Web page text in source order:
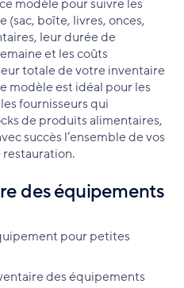
modèle pour suivre les
(sac, boîte, livres, onces,
leur durée de
et les coûts
totale de votre inventaire
modèle est idéal pour les
fournisseurs qui
de produits alimentaires,
succès l’ensemble de vos
restauration.
des équipements
des équipements